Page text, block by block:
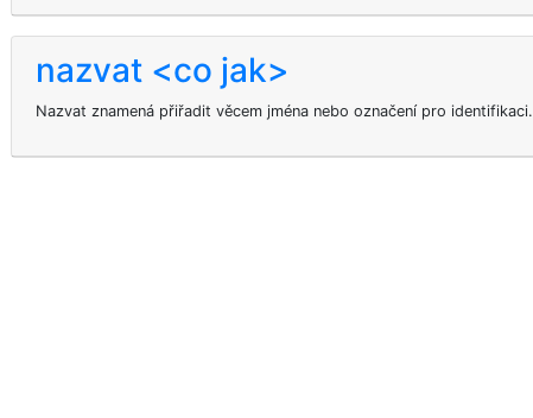
nazvat <co jak>
Nazvat znamená přiřadit věcem jména nebo označení pro identifikaci.